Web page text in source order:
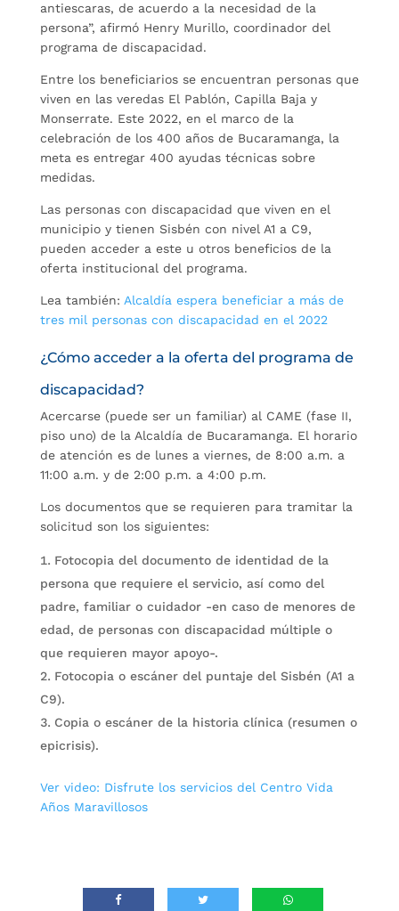
antiescaras, de acuerdo a la necesidad de la
persona”, afirmó Henry Murillo, coordinador del
programa de discapacidad.
Entre los beneficiarios se encuentran personas que
viven en las veredas El Pablón, Capilla Baja y
Monserrate. Este 2022, en el marco de la
celebración de los 400 años de Bucaramanga, la
meta es entregar 400 ayudas técnicas sobre
medidas.
Las personas con discapacidad que viven en el
municipio y tienen Sisbén con nivel A1 a C9,
pueden acceder a este u otros beneficios de la
oferta institucional del programa.
Lea también: Alcaldía espera beneficiar a más de
tres mil personas con discapacidad en el 2022
¿Cómo acceder a la oferta del programa de
discapacidad?
Acercarse (puede ser un familiar) al CAME (fase II,
piso uno) de la Alcaldía de Bucaramanga. El horario
de atención es de lunes a viernes, de 8:00 a.m. a
11:00 a.m. y de 2:00 p.m. a 4:00 p.m.
Los documentos que se requieren para tramitar la
solicitud son los siguientes:
Fotocopia del documento de identidad de la
persona que requiere el servicio, así como del
padre, familiar o cuidador -en caso de menores de
edad, de personas con discapacidad múltiple o
que requieren mayor apoyo-.
Fotocopia o escáner del puntaje del Sisbén (A1 a
C9).
Copia o escáner de la historia clínica (resumen o
epicrisis).
Ver video: Disfrute los servicios del Centro Vida
Años Maravillosos